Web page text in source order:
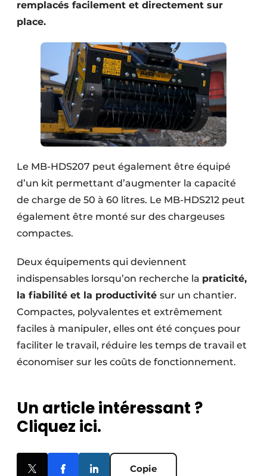
remplacés facilement et directement sur
place.
Le MB-HDS207 peut également être équipé
d’un kit permettant d’augmenter la capacité
de charge de 50 à 60 litres. Le MB-HDS212 peut
également être monté sur des chargeuses
compactes.
Deux équipements qui deviennent
indispensables lorsqu’on recherche la praticité,
la fiabilité et la productivité sur un chantier.
Compactes, polyvalentes et extrêmement
faciles à manipuler, elles ont été conçues pour
faciliter le travail, réduire les temps de travail et
économiser sur les coûts de fonctionnement.
Un article intéressant ?
Cliquez ici.
Copie